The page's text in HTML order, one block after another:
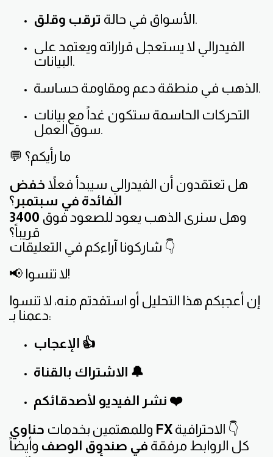
الأسواق في حالة ترقب وقلق
.
الفيدرالي لا يستعجل قراراته ويعتمد على
البيانات.
الذهب في منطقة دعم ومقاومة حساسة.
التحركات الحاسمة ستكون غداً مع بيانات
سوق العمل.
💬 ما رأيكم؟
هل تعتقدون أن الفيدرالي سيبدأ فعلاً خفض
الفائدة في سبتمبر ؟
وهل سنرى الذهب يعود للصعود فوق 3400
قريباً؟
شاركونا آراءكم في التعليقات 👇
📢 لا تنسوا!
إن أعجبكم هذا التحليل أو استفدتم منه، لا تنسوا
دعمنا بـ:
الإعجاب 👍
الاشتراك بالقناة 🔔
نشر الفيديو لأصدقائكم ❤️
وللمهتمين بخدمات حناوي FX
الاحترافية 👇
كل الروابط مرفقة في صندوق الوصف وأيضاً